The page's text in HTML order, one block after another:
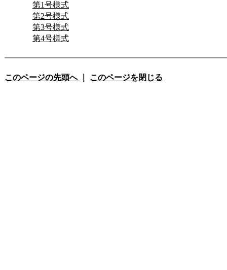
第1号様式
第2号様式
第3号様式
第4号様式
このページの先頭へ このページを閉じる